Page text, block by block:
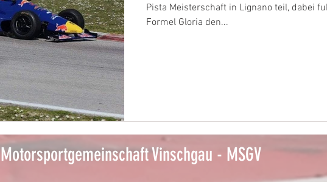
Pista Meisterschaft in Lignano teil, dabei
Formel Gloria den...
Motorsportgemeinschaft Vinschgau - MSGV